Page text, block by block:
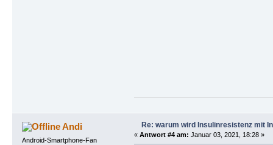
Andi
Android-Smartphone-Fan
Re: warum wird Insulinresistenz mit
« Antwort #4 am: Januar 03, 2021, 18:28 »